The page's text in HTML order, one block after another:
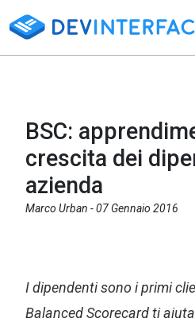
BSC:
crescita dei
azienda
Marco Urban -07 Gennaio 2016
I dipendenti sono i primi
Balanced Scorecard ti